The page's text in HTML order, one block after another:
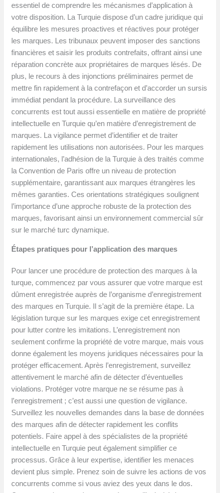
essentiel de comprendre les mécanismes d’application à
votre disposition. La Turquie dispose d’un cadre juridique qui
équilibre les mesures proactives et réactives pour protéger
les marques. Les tribunaux peuvent imposer des sanctions
financières et saisir les produits contrefaits, offrant ainsi une
réparation concrète aux propriétaires de marques lésés. De
plus, le recours à des injonctions préliminaires permet de
mettre fin rapidement à la contrefaçon et d’accorder un sursis
immédiat pendant la procédure. La surveillance des
concurrents est tout aussi essentielle en matière de propriété
intellectuelle en Turquie qu’en matière d’enregistrement de
marques. La vigilance permet d’identifier et de traiter
rapidement les utilisations non autorisées. Pour les marques
internationales, l’adhésion de la Turquie à des traités comme
la Convention de Paris offre un niveau de protection
supplémentaire, garantissant aux marques étrangères les
mêmes garanties. Ces orientations stratégiques soulignent
l’importance d’une approche robuste de la protection des
marques, favorisant ainsi un environnement commercial sûr
sur le marché turc dynamique.
Étapes pratiques pour l’application des marques
Pour lancer une procédure de protection des marques à la
turque, commencez par vous assurer que votre marque est
dûment enregistrée auprès de l’organisme d’enregistrement
des marques en Turquie. Il s’agit de la première étape. La
législation turque sur les marques exige cet enregistrement
pour lutter contre les imitations. L’enregistrement non
seulement confirme la propriété de votre marque, mais vous
donne également les moyens juridiques nécessaires pour la
protéger efficacement. Après l’enregistrement, surveillez
attentivement le marché afin de détecter d’éventuelles
violations. Protéger votre marque ne se résume pas à
l’enregistrement ; c’est aussi une question de vigilance.
Surveillez les nouvelles demandes dans la base de données
des marques afin de détecter rapidement les conflits
potentiels. Faire appel à des spécialistes de la propriété
intellectuelle en Turquie peut également simplifier ce
processus. Grâce à leur expertise, identifier les menaces
devient plus simple. Prenez soin de suivre les actions de vos
concurrents comme si vous aviez des yeux dans le dos.